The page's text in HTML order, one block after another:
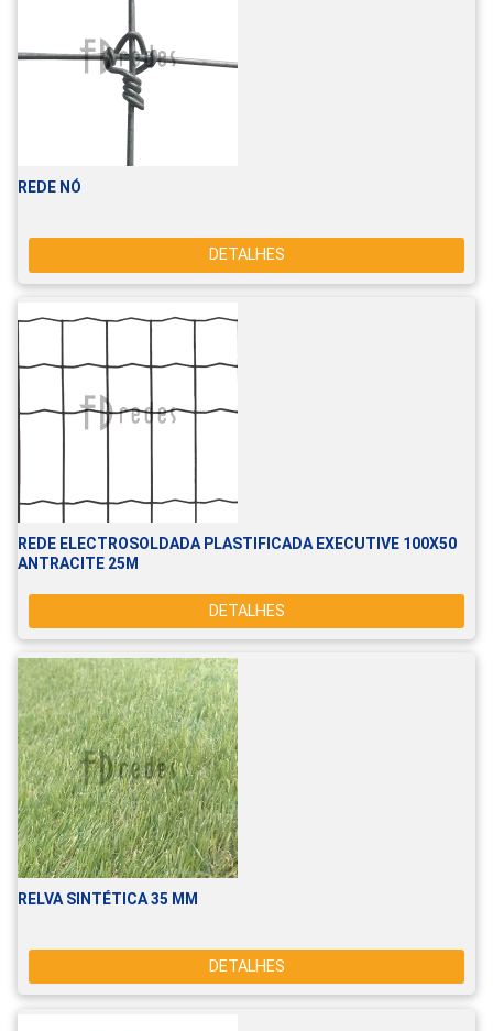
REDE NÓ
DETALHES
REDE ELECTROSOLDADA PLASTIFICADA EXECUTIVE 100X50
ANTRACITE 25M
DETALHES
RELVA SINTÉTICA 35 MM
DETALHES